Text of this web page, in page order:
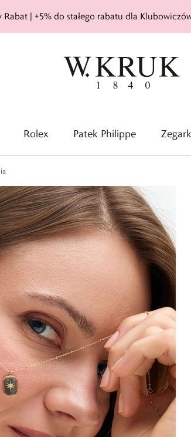
| +5% do stałego rabatu dla
Rolex Patek Philippe